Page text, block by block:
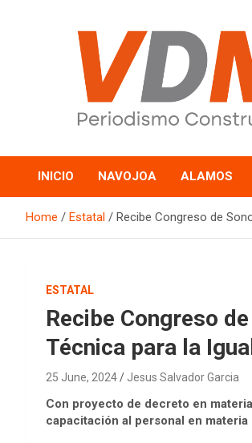
INICIO NAVOJOA ALAMOS
Home Estatal Recibe Congreso de
ESTATAL
Recibe Congreso
Técnica para la
25 June, 2024 Jesus Salvador Garcia
Con proyecto de decreto en
capacitación al personal en